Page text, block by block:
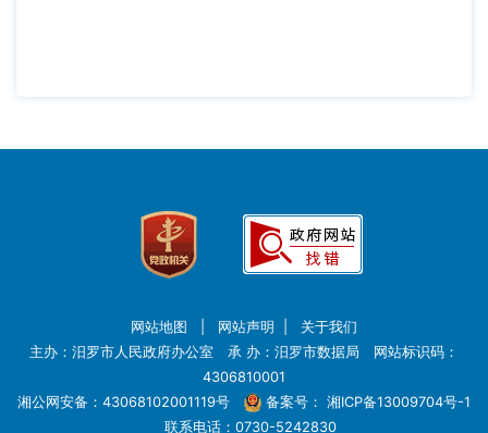
网站地图 网站声明
关于我们
主办：汨罗市人民政府办公室 承 办：汨罗市数据局 网站标识码：
4306810001
湘公网安备：43068102001119号
备案号： 湘ICP备13009704号-1
联系电话：0730-5242830